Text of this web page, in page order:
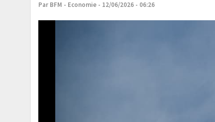
Par BFM - Economie - 12/06/2026 - 06:26